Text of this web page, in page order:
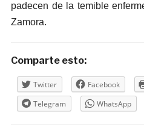
padecen de la temible
Zamora.
Comparte esto:
Twitter Facebook
Telegram
WhatsApp